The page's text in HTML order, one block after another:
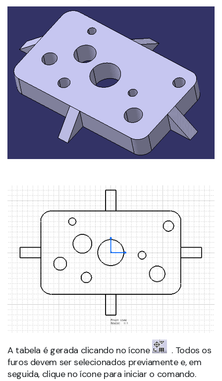
A tabela é gerada clicando no ícone
. Todos os
furos devem ser selecionados previamente e, em
seguida, clique no ícone para iniciar o comando.